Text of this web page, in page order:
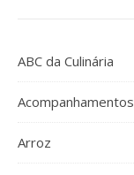
ABC da Culinária
Acompanhamentos
Arroz